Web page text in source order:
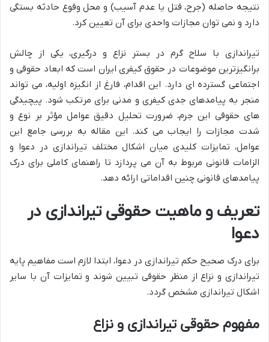
نتیجه حاصله (جرح، قتل یا عدم آسیب) و محل وقوع حادثه بستگی
دارد و نمی توان مجازات واحدی برای آن تعیین کرد.
تیراندازی با سلاح گرم در بستر نزاع و درگیری، یکی از چالش
برانگیزترین موضوعات در حقوق کیفری ایران است که ابعاد حقوقی و
اجتماعی گسترده ای دارد. این اقدام، فارغ از انگیزه اولیه، می تواند
منجر به پیامدهای جدی کیفری و مدنی برای مرتکب شود. پیچیدگی
های حقوقی این جرم، ضرورت تحلیل دقیق عوامل مؤثر بر نوع و
شدت مجازات را ایجاب می کند. این مقاله به بررسی جامع این
عوامل، تمایزات کلیدی میان اشکال مختلف تیراندازی در دعوا و
الزامات قانونی مربوط به آن می پردازد تا راهنمای کاملی برای درک
پیامدهای قانونی چنین اقداماتی ارائه دهد.
تعریف و ماهیت حقوقی تیراندازی در
دعوا
برای درک صحیح حکم تیراندازی در دعوا، ابتدا لازم است مفاهیم پایه
تیراندازی و نزاع از منظر حقوقی تبیین شوند و تمایزات آن با سایر
اشکال تیراندازی مشخص گردد.
مفهوم حقوقی تیراندازی و نزاع